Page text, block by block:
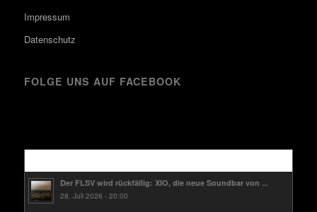
Impressum
Datenschutz
FOLGE UNS AUF FACEBOOK
Der FLSV wird rückfällig: XIO, die neue Soundbar von ...
28. Juli 2026 - 20:00